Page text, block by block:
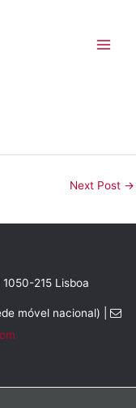
Next Post →
215 Lisboa
móvel nacional) |